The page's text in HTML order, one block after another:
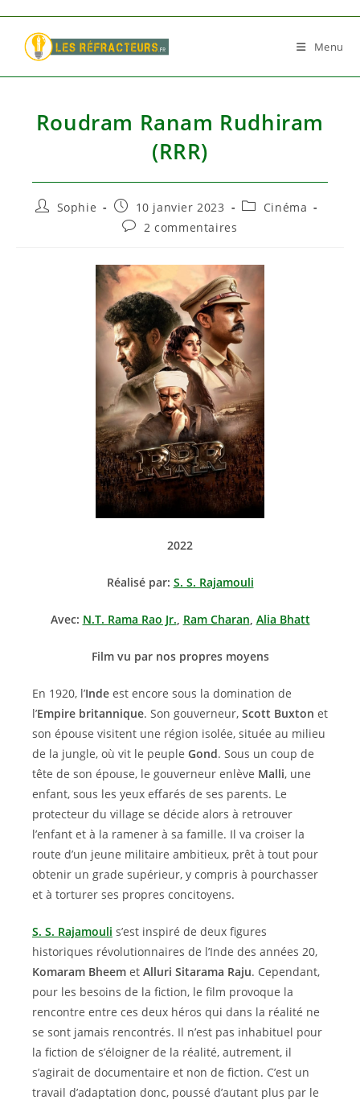
content
Menu
Roudram Ranam Rudhiram
(RRR)
Auteur/autrice
Sophie
Publication
publiée :
10 janvier 2023
PostCinéma
Commentaires
publication :
2 commentaires
2022
Réalisé par: S. S. Rajamouli
Avec: N.T. Rama Rao Jr., Ram Charan, Alia Bhatt
Film vu par nos propres moyens
En 1920, l’Inde est encore sous la domination de
l’Empire britannique. Son gouverneur, Scott Buxton et
son épouse visitent une région isolée, située au milieu
de la jungle, où vit le peuple Gond. Sous un coup de
tête de son épouse, le gouverneur enlève Malli, une
enfant, sous les yeux effarés de ses parents. Le
protecteur du village se décide alors à retrouver
l’enfant et à la ramener à sa famille. Il va croiser la
route d’un jeune militaire ambitieux, prêt à tout pour
obtenir un grade supérieur, y compris à pourchasser
et à torturer ses propres concitoyens.
S. S. Rajamouli s’est inspiré de deux figures
historiques révolutionnaires de l’Inde des années 20,
Komaram Bheem et Alluri Sitarama Raju. Cependant,
pour les besoins de la fiction, le film provoque la
rencontre entre ces deux héros qui dans la réalité ne
se sont jamais rencontrés. Il n’est pas inhabituel pour
la fiction de s’éloigner de la réalité, autrement, il
s’agirait de documentaire et non de fiction. C’est un
travail d’adaptation donc, poussé d’autant plus par le